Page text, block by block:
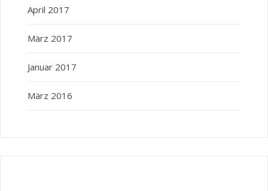
April 2017
März 2017
Januar 2017
März 2016